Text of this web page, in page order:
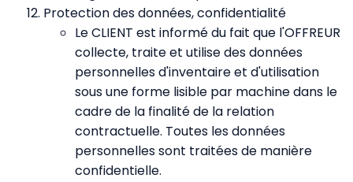
Protection des données, confidentialité
Le CLIENT est informé du fait que l'OFFREUR
collecte, traite et utilise des données
personnelles d'inventaire et d'utilisation
sous une forme lisible par machine dans le
cadre de la finalité de la relation
contractuelle. Toutes les données
personnelles sont traitées de manière
confidentielle.